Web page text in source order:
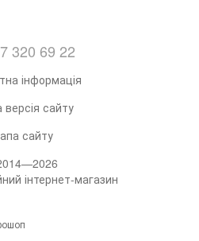
320 69 22
інформація
версія сайту
сайту
інтернет-магазин